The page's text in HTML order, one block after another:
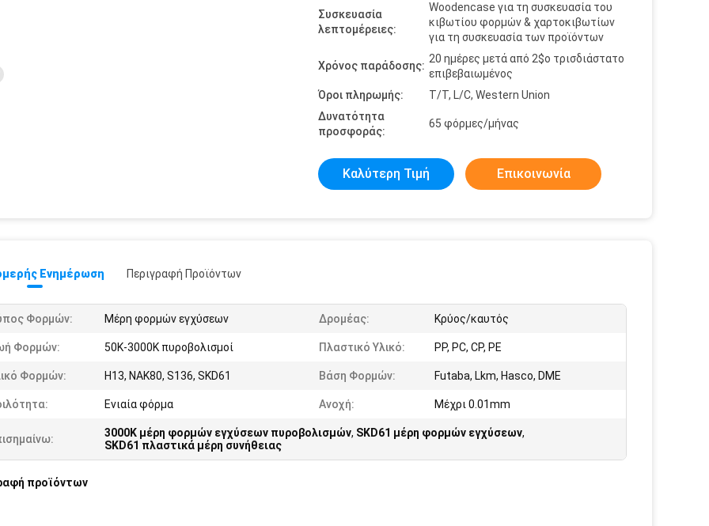
Συσκευασία
λεπτομέρειες:
Woodencase για τη συσκευασία του
κιβωτίου φορμών & χαρτοκιβωτίων
για τη συσκευασία των προϊόντων
Χρόνος παράδοσης:
20 ημέρες μετά από 2$ο τρισδιάστατο
επιβεβαιωμένος
Όροι πληρωμής:
T/T, L/C, Western Union
Δυνατότητα
προσφοράς:
65 φόρμες/μήνας
Καλύτερη Τιμή Επικοινωνία
Ενημέρωση Περιγραφή Προϊόντων
Φορμών: Μέρη φορμών εγχύσεων Δρομέας: Κρύος/καυτός
Φορμών: 50K-3000K πυροβολισμοί Πλαστικό Υλικό: PP, PC, CP, PE
Φορμών: H13, NAK80, S136, SKD61 Βάση Φορμών: Futaba, Lkm, Hasco, DME
Ενιαία φόρμα Ανοχή: Μέχρι 0.01mm
3000K μέρη φορμών εγχύσεων πυροβολισμών, SKD61 μέρη φορμών εγχύσεων,
SKD61 πλαστικά μέρη συνήθειας
προϊόντων